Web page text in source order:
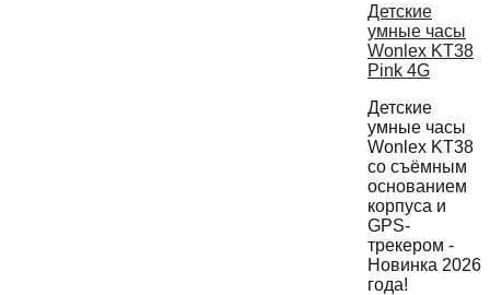
Детские
умные часы
Wonlex KT38
Pink 4G
Детские
умные часы
Wonlex KT38
со съёмным
основанием
корпуса и
GPS-
трекером -
Новинка 2026
года!